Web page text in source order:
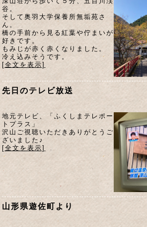
谷。
そして奥羽大学保養所無垢苑さ
ん。
橋の手前から見る紅葉や佇まいが
好きです。
もみじが赤く赤くなりました。
冷え込みそうです。
[全文を表示]
先日のテレビ放送
地元テレビ、「ふくしまテレポー
トプラス」
沢山ご視聴いただきありがとうご
ざいました♪
[全文を表示]
山形県遊佐町より